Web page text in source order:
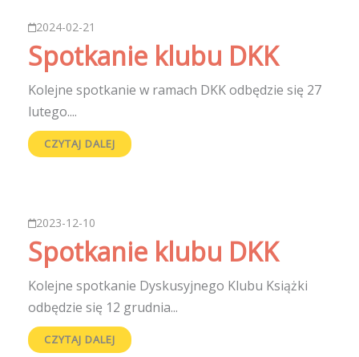
2024-02-21
Spotkanie klubu DKK
Kolejne spotkanie w ramach DKK odbędzie się 27
lutego....
CZYTAJ DALEJ
2023-12-10
Spotkanie klubu DKK
Kolejne spotkanie Dyskusyjnego Klubu Książki
odbędzie się 12 grudnia...
CZYTAJ DALEJ